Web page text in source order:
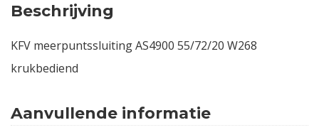
Beschrijving
KFV meerpuntssluiting AS4900 55/72/20 W268
krukbediend
Aanvullende informatie